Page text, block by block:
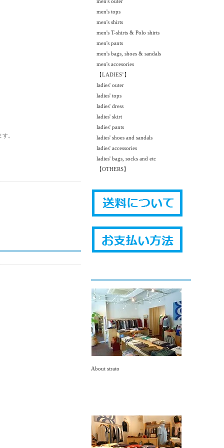
。
men's tops
men's shirts
men's T-shirts & Polo shirts
men's pants
men's bags, shoes & sandals
men's accesories
【LADIES’】
ladies' outer
ladies' tops
ladies' dress
ladies' skirt
ladies' pants
ladies' shoes and sandals
ladies' accessories
ladies' bags, socks and etc
【OTHERS】
About strato